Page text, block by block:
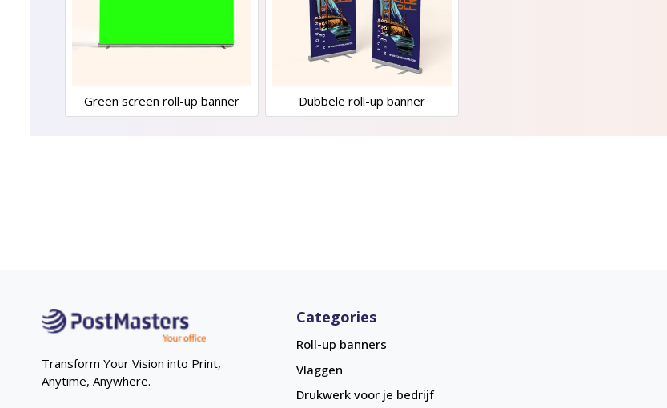
Green screen roll-up banner Dubbele roll-up banner
Transform Your Vision into Print,
Anytime, Anywhere.
Categories
Roll-up banners
Vlaggen
Drukwerk voor je bedrijf